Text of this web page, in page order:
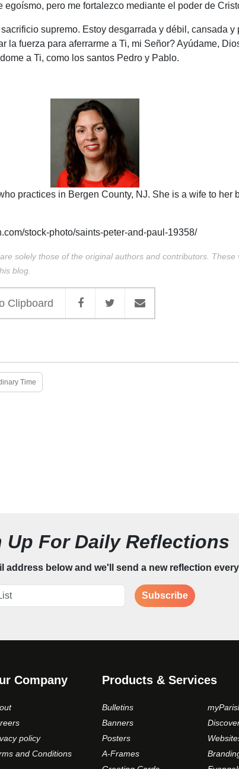
pero me fortalezco mediante el poder de
supremo. Estoy desgarrada y débil, cansada
la fuerza para aferrarme a Ti, mi Señor? Ayúdame,
a Ti, como los santos Pedro y Pablo.
practices in Bergen County, NJ. She is a wife to her
stock-photo/saints-peter-and-paul-19358/
solely those of the original authors and contributors.
blog.
Clipboard
Time
Up For Daily Reflections
address below and we'll send a new reflection
Subscribe
Company
policy
and Conditions
Products & Services
Bulletins
Banners
Posters
A-Frames